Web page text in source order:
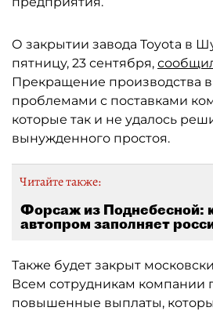
О закрытии завода Toyota в
пятницу, 23 сентября,
Прекращение производства
проблемами с поставками
которые так и не удалось
вынужденного простоя.
Читайте также:
Форсаж из Поднебесной:
автопром заполняет
Также будет закрыт
Всем сотрудникам компании
повышенные выплаты,